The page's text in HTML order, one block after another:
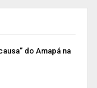
do Amapá na